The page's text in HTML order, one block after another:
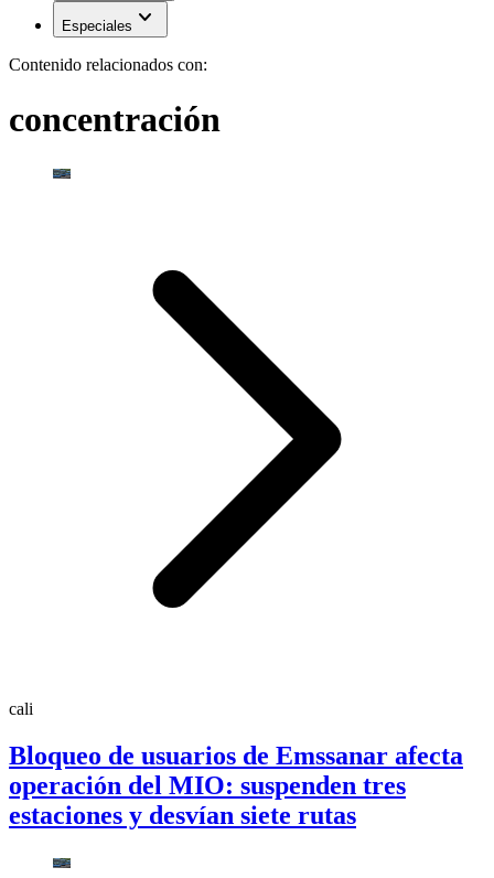
Especiales expand_more
Contenido relacionados con:
concentración
cali
Bloqueo de usuarios de Emssanar afecta
operación del MIO: suspenden tres
estaciones y desvían siete rutas